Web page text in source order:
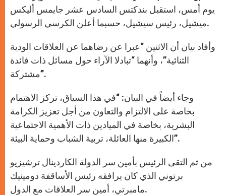
r
يوم أمس، استقبل بندكتس السادس عشر جايمس أليكس
ميشيل، رئيس سيشيل، حسبما أعلن الكرسي الرسولي.
وأفاد بيان أن الاثنين “عبرا عن رضاهما عن العلاقات الودية
الثنائية”، وأنهما “تبادلا الآراء حول مسائل ذات فائدة
مشتركة”.
وجاء أيضاً في البيان: “في هذا السياق، تركز الاهتمام
بخاصة على الالتزام والتعاون من أجل تعزيز الكرامة
البشرية، بخاصة في الميادين ذات الأهمية الاجتماعية
الكبيرة منها العائلة، تربية الشباب وحماية البيئة”.
من ثم التقى الرئيس بأمين سر الدولة الكاردينال ترشيزيو
برتوني الذي كان يرافقه رئيس الأساقفة دومينيك
مامبرتي، أمين سر العلاقات مع الدول.